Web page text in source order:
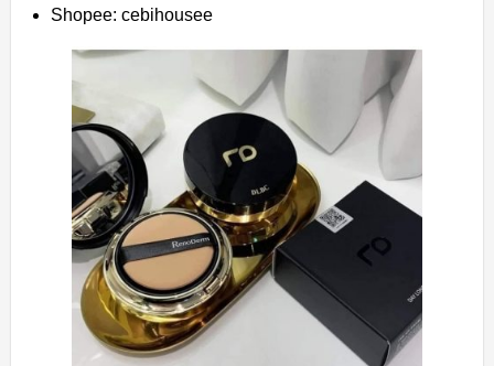
Shopee: cebihousee